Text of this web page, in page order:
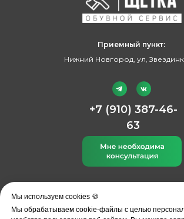
Приемный пункт:
Нижний Новгород, ул,
+7 (910) 387-46-
63
Вакансии
Мы используем cookies 🍪
Мы обрабатываем cookie-файлы с целью